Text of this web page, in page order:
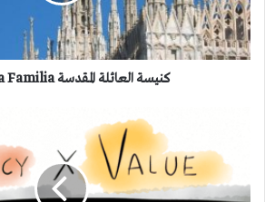
كنيسة العائلة المقدسة Sagrada Familia
للتغلب
التسويف